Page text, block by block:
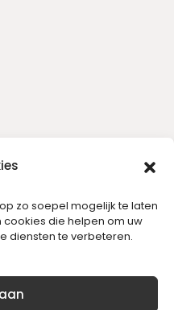
zo soepel mogelijk te laten
die helpen om uw
diensten te verbeteren.